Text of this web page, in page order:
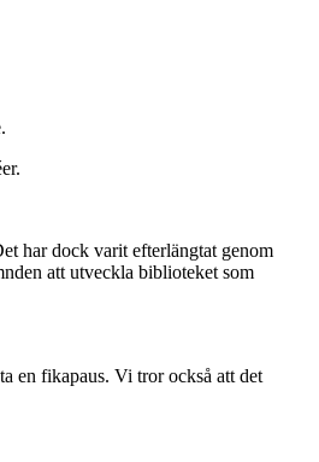
har dock varit efterlängtat genom
att utveckla biblioteket som
en fikapaus. Vi tror också att det